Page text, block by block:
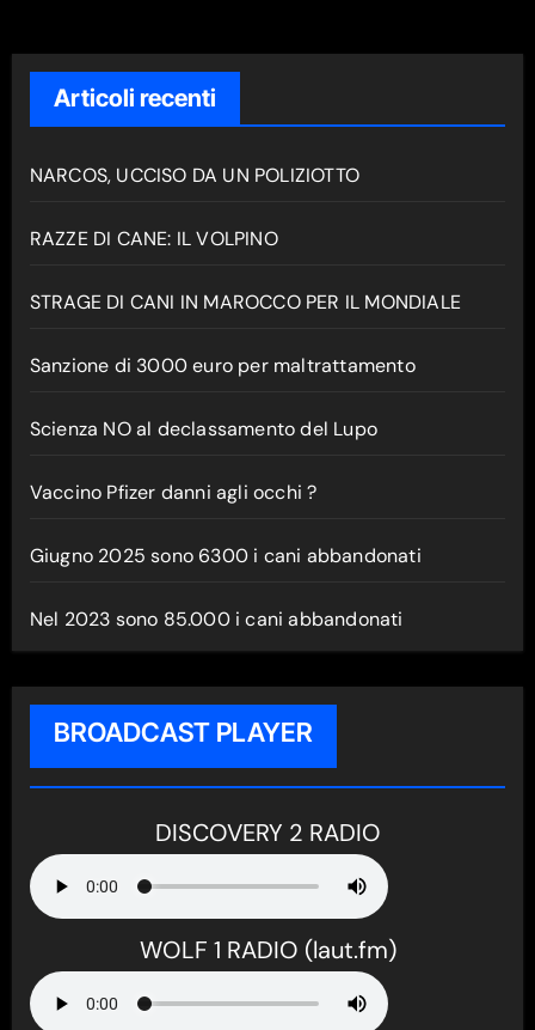
Articoli recenti
NARCOS, UCCISO DA UN POLIZIOTTO
RAZZE DI CANE: IL VOLPINO
STRAGE DI CANI IN MAROCCO PER IL MONDIALE
Sanzione di 3000 euro per maltrattamento
Scienza NO al declassamento del Lupo
Vaccino Pfizer danni agli occhi ?
Giugno 2025 sono 6300 i cani abbandonati
Nel 2023 sono 85.000 i cani abbandonati
BROADCAST PLAYER
DISCOVERY 2 RADIO
WOLF 1 RADIO (laut.fm)